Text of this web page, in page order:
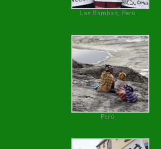
Las Bambas, Perú
Perú